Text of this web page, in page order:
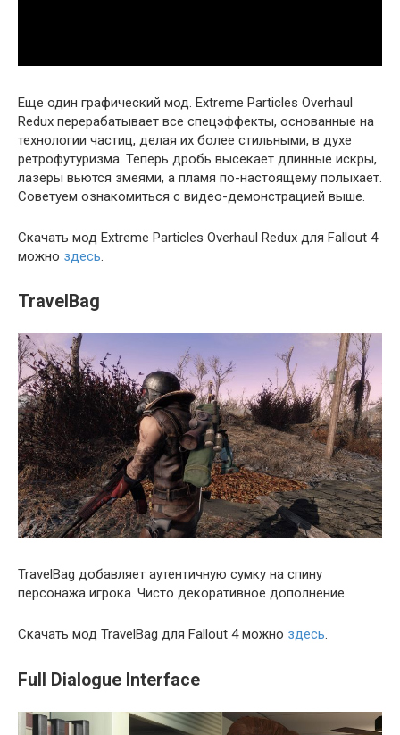
Еще один графический мод. Extreme Particles Overhaul
Redux перерабатывает все спецэффекты, основанные на
технологии частиц, делая их более стильными, в духе
ретрофутуризма. Теперь дробь высекает длинные искры,
лазеры вьются змеями, а пламя по-настоящему полыхает.
Советуем ознакомиться с видео-демонстрацией выше.
Скачать мод Extreme Particles Overhaul Redux для Fallout 4
можно здесь
TravelBag
TravelBag добавляет аутентичную сумку на спину
персонажа игрока. Чисто декоративное дополнение.
Скачать мод TravelBag для Fallout 4 можно здесь.
Full Dialogue Interface